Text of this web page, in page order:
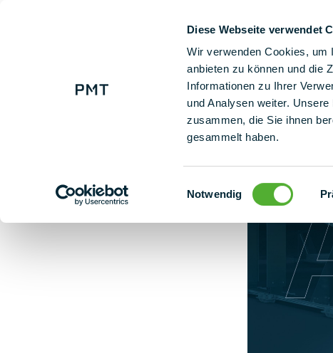
Diese Webseite verwendet
Wir verwenden Cookies, um
anbieten zu können und die
Informationen zu Ihrer
und Analysen weiter.
zusammen, die Sie ihnen
gesammelt haben.
Einwilligungsauswahl
Notwendig
+ 49 (0) 9225 95500
PMT EVO GREEN allmän byggteknisk godkännande (abZ)